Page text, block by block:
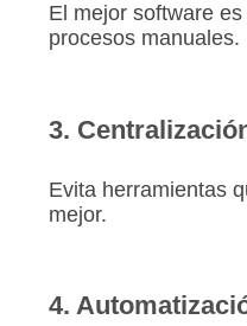
El mejor software
procesos manuales.
3.
Evita herramientas
mejor.
4.